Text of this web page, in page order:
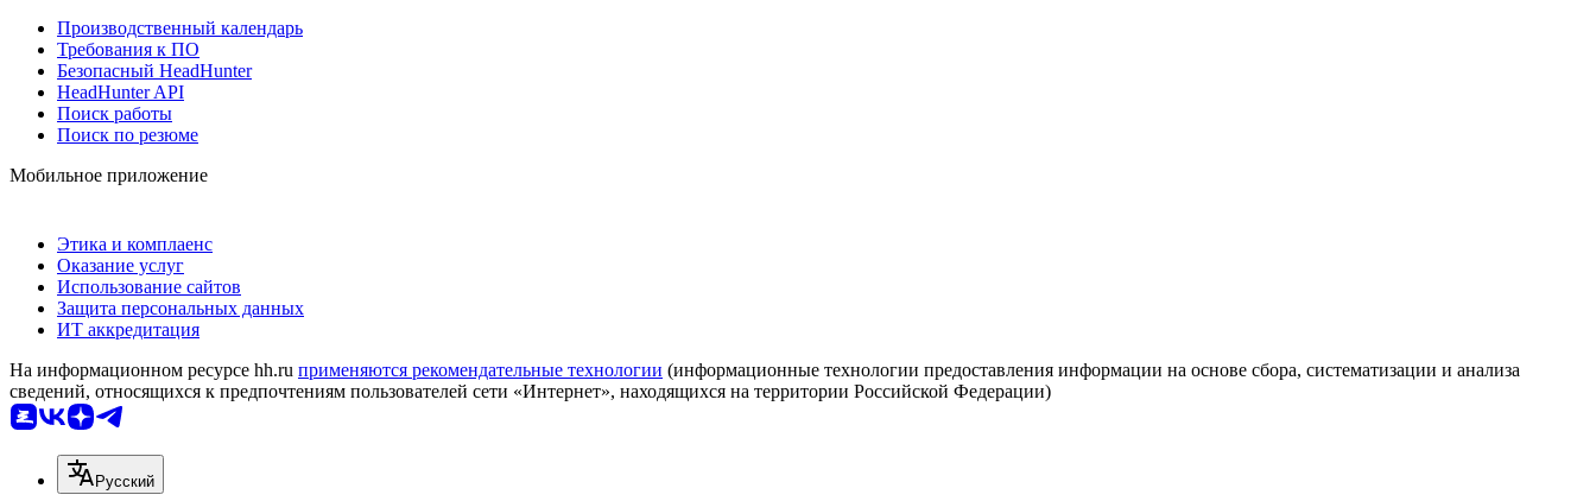
Производственный календарь
Требования к ПО
Безопасный HeadHunter
HeadHunter API
Поиск работы
Поиск по резюме
Мобильное приложение
Этика и комплаенс
Оказание услуг
Использование сайтов
Защита персональных данных
ИТ аккредитация
На информационном ресурсе hh.ru применяются рекомендательные технологии (информационные технологии предоставления информации на основе сбора, систематизации и анализа
сведений, относящихся к предпочтениям пользователей сети «Интернет», находящихся на территории Российской Федерации)
Русский